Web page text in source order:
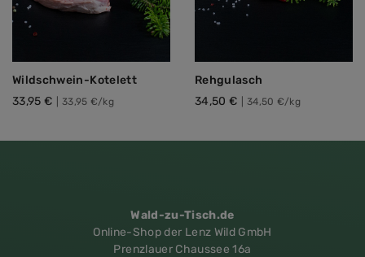
Wildschwein-Kotelett
33,95 €
|33,95 €/kg
Rehgulasch
34,50 €
|34,50 €/kg
Wald-zu-Tisch.de
Online-Shop der Lenz Wild GmbH
Prenzlauer Chaussee 16a